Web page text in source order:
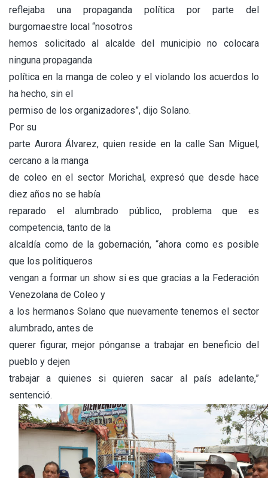
reflejaba una propaganda política por parte del
burgomaestre local “nosotros
hemos solicitado al alcalde del municipio no colocara
ninguna propaganda
política en la manga de coleo y el violando los acuerdos lo
ha hecho, sin el
permiso de los organizadores”, dijo Solano.
Por su
parte Aurora Álvarez, quien reside en la calle San Miguel,
cercano a la manga
de coleo en el sector Morichal, expresó que desde hace
diez años no se había
reparado el alumbrado público, problema que es
competencia, tanto de la
alcaldía como de la gobernación, “ahora como es posible
que los politiqueros
vengan a formar un show si es que gracias a la Federación
Venezolana de Coleo y
a los hermanos Solano que nuevamente tenemos el sector
alumbrado, antes de
querer figurar, mejor pónganse a trabajar en beneficio del
pueblo y dejen
trabajar a quienes si quieren sacar al país adelante,”
sentenció.